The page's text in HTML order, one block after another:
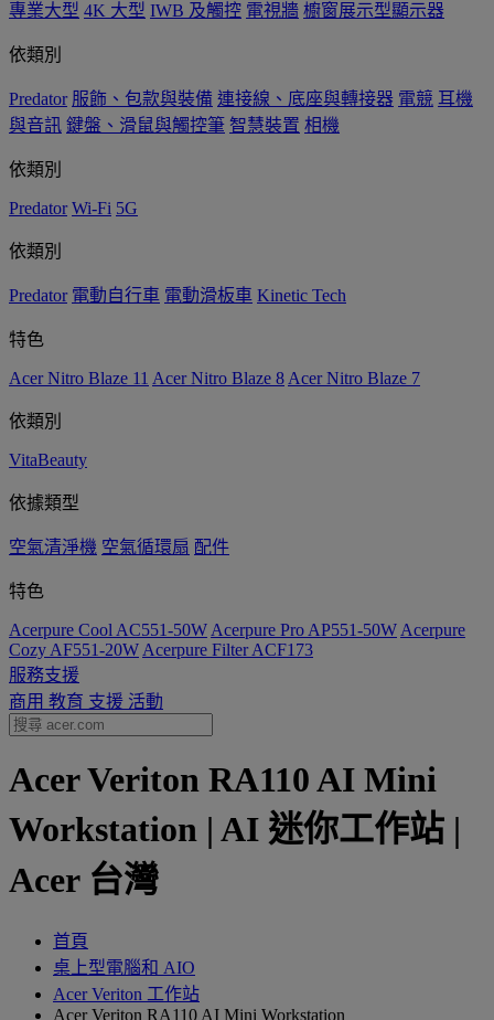
專業大型 4K 大型 IWB 及觸控 電視牆 櫥窗展示型顯示器
依類別
Predator 服飾、包款與裝備 連接線、底座與轉接器 電競 耳機
與音訊 鍵盤、滑鼠與觸控筆 智慧裝置 相機
依類別
Predator Wi-Fi 5G
依類別
Predator 電動自行車 電動滑板車 Kinetic Tech
特色
Acer Nitro Blaze 11 Acer Nitro Blaze 8 Acer Nitro Blaze 7
依類別
VitaBeauty
依據類型
空氣清淨機 空氣循環扇 配件
特色
Acerpure Cool AC551-50W Acerpure Pro AP551-50W Acerpure
Cozy AF551-20W Acerpure Filter ACF173
服務支援
商用 教育 支援 活動
Acer Veriton RA110 AI Mini
Workstation | AI 迷你工作站 |
Acer 台灣
首頁
桌上型電腦和 AIO
Acer Veriton 工作站
Acer Veriton RA110 AI Mini Workstation